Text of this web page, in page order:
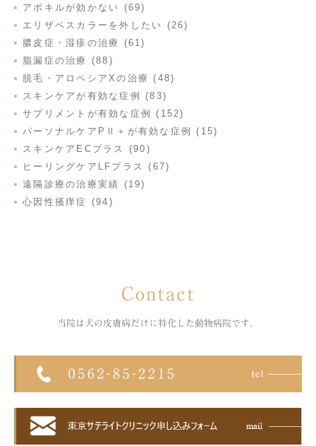
アポキルが効かない (69)
エリザベスカラーを外したい (26)
膿皮症・湿疹の治療 (61)
脂漏症の治療 (88)
脱毛・アロペシアXの治療 (48)
スキンケアが有効な症例 (83)
サプリメントが有効な症例 (152)
パーソナルケアPⅡ＋が有効な症例 (15)
スキンケアECプラス (90)
ヒーリングケアLFプラス (67)
遠隔診療の治療実績 (19)
心因性掻痒症 (94)
Contact
当院は犬の皮膚病だけに特化した 動物病院です。